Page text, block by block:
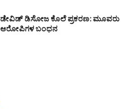
ಡೇವಿಡ್ ಡಿಸೋಜ ಕೊಲೆ ಪ್ರಕರಣ: ಮೂವರು
ಆರೋಪಿಗಳ ಬಂಧನ